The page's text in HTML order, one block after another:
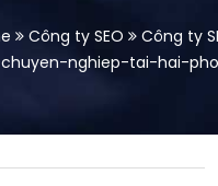
Công ty SEO Công ty
nghiep-tai-hai-